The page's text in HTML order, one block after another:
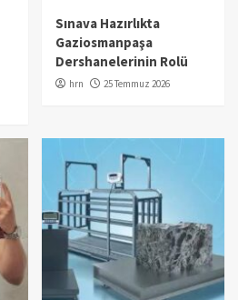
Sınava Hazırlıkta
Gaziosmanpaşa
Dershanelerinin Rolü
hrn 25 Temmuz 2026